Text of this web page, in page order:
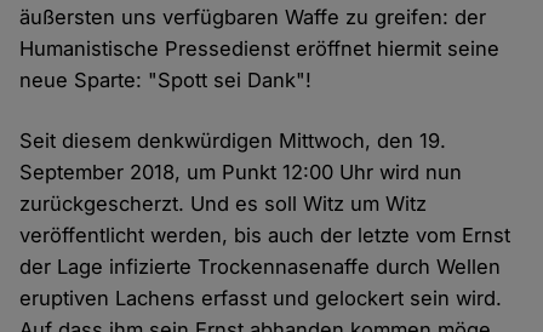
äußersten uns verfügbaren Waffe zu greifen: der
Humanistische Pressedienst eröffnet hiermit seine
neue Sparte: "Spott sei Dank"!
Seit diesem denkwürdigen Mittwoch, den 19.
September 2018, um Punkt 12:00 Uhr wird nun
zurückgescherzt. Und es soll Witz um Witz
veröffentlicht werden, bis auch der letzte vom Ernst
der Lage infizierte Trockennasenaffe durch Wellen
eruptiven Lachens erfasst und gelockert sein wird.